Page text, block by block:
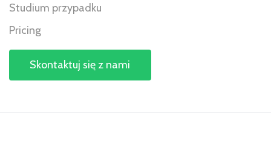
Studium przypadku
Pricing
Skontaktuj się z nami